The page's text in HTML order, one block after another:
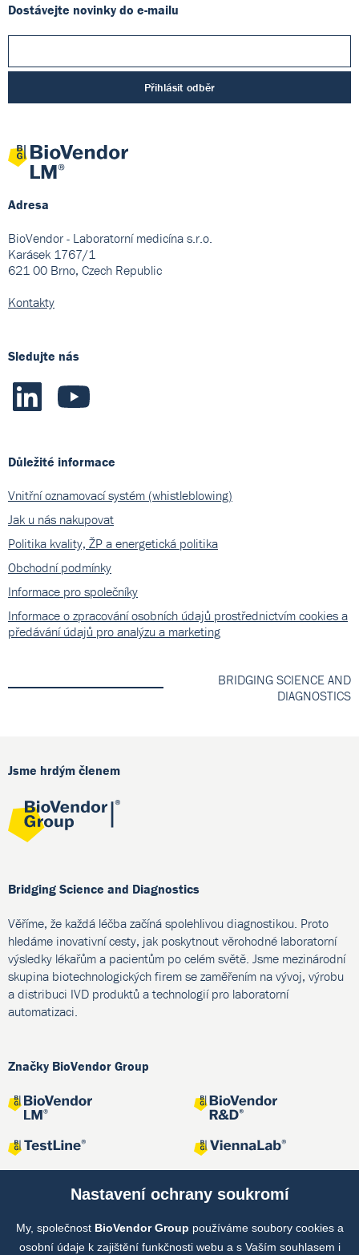
Dostávejte novinky do e-mailu
Přihlásit odběr
Adresa
BioVendor - Laboratorní medicína s.r.o.
Karásek 1767/1
621 00 Brno, Czech Republic
Kontakty
Sledujte nás
Důležité informace
Vnitřní oznamovací systém (whistleblowing)
Jak u nás nakupovat
Politika kvality, ŽP a energetická politika
Obchodní podmínky
Informace pro společníky
Informace o zpracování osobních údajů prostřednictvím cookies a
předávání údajů pro analýzu a marketing
BRIDGING SCIENCE AND
DIAGNOSTICS
Jsme hrdým členem
Bridging Science and Diagnostics
Věříme, že každá léčba začíná spolehlivou diagnostikou. Proto
hledáme inovativní cesty, jak poskytnout věrohodné laboratorní
výsledky lékařům a pacientům po celém světě. Jsme mezinárodní
skupina biotechnologických firem se zaměřením na vývoj, výrobu
a distribuci IVD produktů a technologií pro laboratorní
automatizaci.
Značky BioVendor Group
Společné projekty
Nastavení ochrany soukromí
My, společnost BioVendor Group používáme soubory cookies a
osobní údaje k zajištění funkčnosti webu a s Vaším souhlasem i